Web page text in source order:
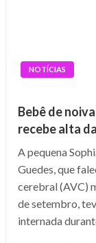
NOTÍCIAS
Bebê de
recebe alta
A pequena
Guedes, que
cerebral (AVC)
de setembro,
internada